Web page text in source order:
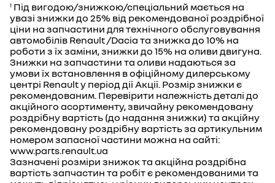
1 Під вигодою/знижкою/спеціальний мається на
увазі знижки до 25% від рекомендованої роздрібної
ціни на запчастини для технічного обслуговування
автомобілів Renault /Dacia та знижка до 10% на
роботи з їх заміни, знижки до 15% на оливи двигуна.
Знижки на запчастини та оливи надаються за
умови їх встановлення в офіційному дилерському
центрі Renault у період дії Акції. Розмір знижки є
рекомендованим. Перевірити належність деталі до
акційного асортименту, звичайну рекомендовану
роздрібну вартість (до надання знижки) та акційну
рекомендовану роздрібну вартість за артикульним
номером запасної частини можна на сайті:
www.parts.renault.ua
Зазначені розміри знижок та акційна роздрібна
вартість запчастин та робіт є рекомендованими та